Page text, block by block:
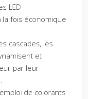
LED
fois économique
cascades, les
et
par leur
de colorants